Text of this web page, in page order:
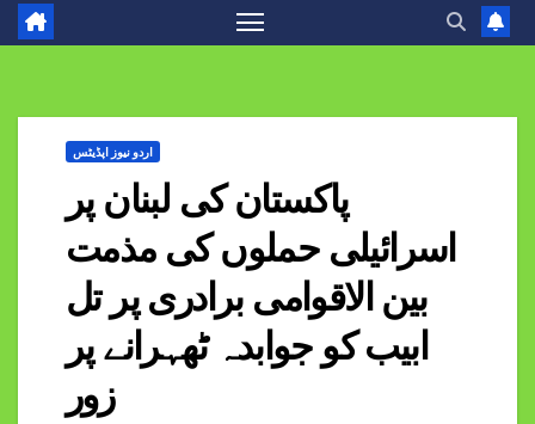
اردو نیوز اپڈیٹس
پاکستان کی لبنان پر
اسرائیلی حملوں کی مذمت
بین الاقوامی برادری پر تل
ابیب کو جوابدہ ٹھہرانے پر
زور